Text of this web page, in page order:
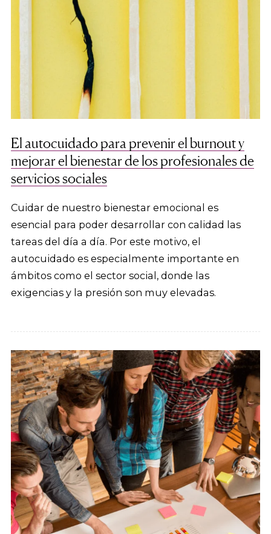
El autocuidado para prevenir el burnout y
mejorar el bienestar de los profesionales de
servicios sociales
Cuidar de nuestro bienestar emocional es
esencial para poder desarrollar con calidad las
tareas del día a día. Por este motivo, el
autocuidado es especialmente importante en
ámbitos como el sector social, donde las
exigencias y la presión son muy elevadas.